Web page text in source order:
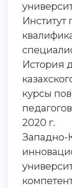
История
курсы
2020 г.
Западно-